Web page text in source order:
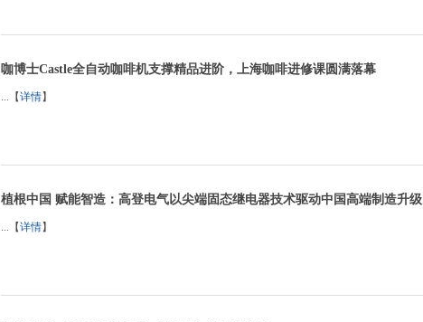
咖博士Castle全自动咖啡机支撑精品进阶，上海咖啡进修课圆满落幕
...【详情】
植根中国 赋能智造：高登电气以尖端固态继电器技术驱动中国高端制造升级
...【详情】